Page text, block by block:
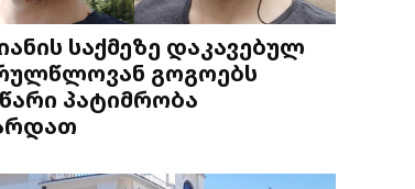
საქმეზე დაკავებულ
გოგოებს
პატიმრობა